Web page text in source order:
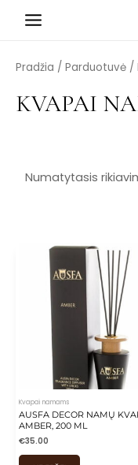
Main
Pradžia / Parduotuvė /
KVAPAI
Kvapai namams
AUSFA DECOR NAMŲ
AMBER, 200 ML
€35.00